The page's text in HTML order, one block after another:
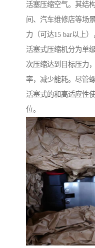
活塞压缩空气。其结
间、汽车维修店等场
力（可达15 bar以上
活塞式压缩机分为单
次压缩达到目标压力
率，减少能耗。尽管
活塞式的和高适应性
位。